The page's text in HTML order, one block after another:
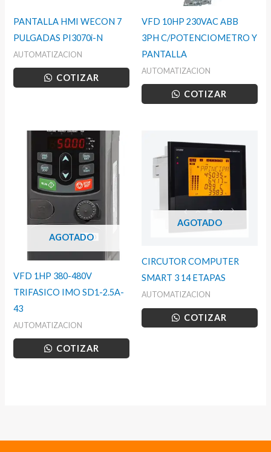
PANTALLA HMI WECON 7
PULGADAS PI3070i-N
AUTOMATIZACION
COTIZAR
VFD 10HP 230VAC ABB
3PH C/POTENCIOMETRO Y
PANTALLA
AUTOMATIZACION
COTIZAR
AGOTADO
VFD 1HP 380-480V
TRIFASICO IMO SD1-2.5A-
43
AUTOMATIZACION
COTIZAR
AGOTADO
CIRCUTOR COMPUTER
SMART 3 14 ETAPAS
AUTOMATIZACION
COTIZAR